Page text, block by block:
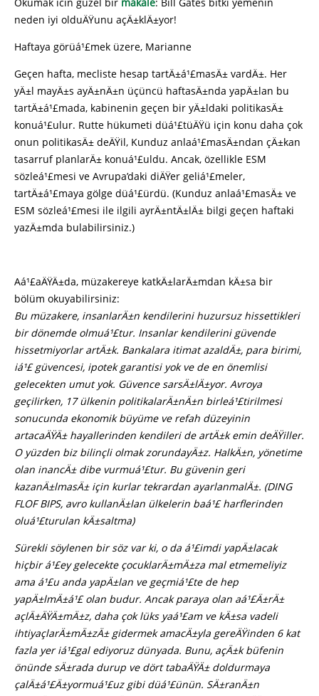
neden iyi olduÄŸunu açÄ±klÄ±yor!
Haftaya görüá¹£mek üzere, Marianne
Geçen hafta, mecliste hesap tartÄ±á¹£masÄ± vardÄ±. Her
yÄ±l mayÄ±s ayÄ±nÄ±n üçüncü haftasÄ±nda yapÄ±lan bu
tartÄ±á¹£mada, kabinenin geçen bir yÄ±ldaki politikasÄ±
konuá¹£ulur. Rutte hükumeti düá¹£tüÄŸü için konu daha çok
onun politikasÄ± deÄŸil, Kunduz anlaá¹£masÄ±ndan çÄ±kan
tasarruf planlarÄ± konuá¹£uldu. Ancak, özellikle ESM
sözleá¹£mesi ve Avrupa’daki diÄŸer geliá¹£meler,
tartÄ±á¹£maya gölge düá¹£ürdü. (Kunduz anlaá¹£masÄ± ve
ESM sözleá¹£mesi ile ilgili ayrÄ±ntÄ±lÄ± bilgi geçen haftaki
yazÄ±mda bulabilirsiniz.)
Aá¹£aÄŸÄ±da, müzakereye katkÄ±larÄ±mdan kÄ±sa bir
bölüm okuyabilirsiniz:
Bu müzakere, insanlarÄ±n kendilerini huzursuz hissettikleri
bir dönemde olmuá¹£tur. Insanlar kendilerini güvende
hissetmiyorlar artÄ±k. Bankalara itimat azaldÄ±, para birimi,
iá¹£ güvencesi, ipotek garantisi yok ve de en önemlisi
gelecekten umut yok. Güvence sarsÄ±lÄ±yor. Avroya
geçilirken, 17 ülkenin politikalarÄ±nÄ±n birleá¹£tirilmesi
sonucunda ekonomik büyüme ve refah düzeyinin
artacaÄŸÄ± hayallerinden kendileri de artÄ±k emin deÄŸiller.
O yüzden biz bilinçli olmak zorundayÄ±z. HalkÄ±n, yönetime
olan inancÄ± dibe vurmuá¹£tur. Bu güvenin geri
kazanÄ±lmasÄ± için kurlar tekrardan ayarlanmalÄ±. (DING
FLOF BIPS, avro kullanÄ±lan ülkelerin baá¹£ harflerinden
oluá¹£turulan kÄ±saltma)
Sürekli söylenen bir söz var ki, o da á¹£imdi yapÄ±lacak
hiçbir á¹£ey gelecekte çocuklarÄ±mÄ±za mal etmemeliyiz
ama á¹£u anda yapÄ±lan ve geçmiá¹£te de hep
yapÄ±lmÄ±á¹£ olan budur. Ancak paraya olan aá¹£Ä±rÄ±
açlÄ±ÄŸÄ±mÄ±z, daha çok lüks yaá¹£am ve kÄ±sa vadeli
ihtiyaçlarÄ±mÄ±zÄ± gidermek amacÄ±yla gereÄŸinden 6 kat
fazla yer iá¹£gal ediyoruz dünyada. Bunu, açÄ±k büfenin
önünde sÄ±rada durup ve dört tabaÄŸÄ± doldurmaya
çalÄ±á¹£Ä±yormuá¹£uz gibi düá¹£ünün. SÄ±ranÄ±n